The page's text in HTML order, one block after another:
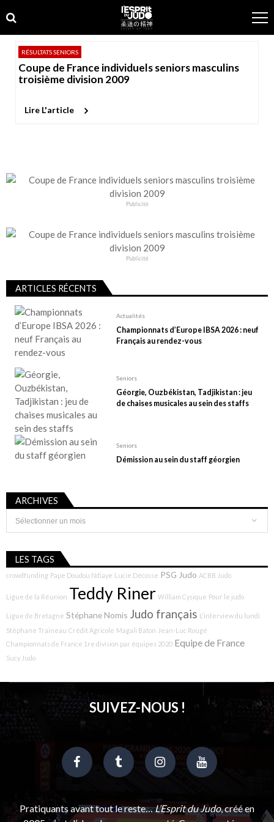
to
navigation
to
content
RÉSULTATS SENIORS
Coupe de France individuels seniors masculins
troisième division 2009
Lire L'article
Publicité
Publicité
ARTICLES RÉCENTS
Actualités
Championnats d’Europe IBSA 2026 : neuf
Français au rendez-vous
Seniors
Géorgie, Ouzbékistan, Tadjikistan : jeu
de chaises musicales au sein des staffs
Seniors
Démission au sein du staff géorgien
ARCHIVES
Archives
LES TAGS
crowdfunding Pape Doudou Ndiaye Lucie Décosse PSG Judo ACBB Judo
Ligue de la Réunion Teddy Riner William Cysique Pour le judo
Ligue de Bretagne Stéphane Nomis Judo français L'interview du lundi
Stéphane Traineau Crédit Agricole Magali Baton Jean-Luc Rougé
Championnats de France 1re division par équipes 2020 Equipe de France
Sucy Judo
SUIVEZ-NOUS !
Pratiquants avant tout le reste…L’Esprit du Judo, créé en